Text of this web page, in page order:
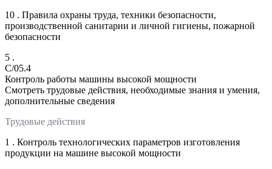
10 . Правила охраны труда, техники безопасности,
производственной санитарии и личной гигиены, пожарной
безопасности
5 .
C/05.4
Контроль работы машины высокой мощности
Смотреть трудовые действия, необходимые знания и умения,
дополнительные сведения
Трудовые действия
1 . Контроль технологических параметров изготовления
продукции на машине высокой мощности